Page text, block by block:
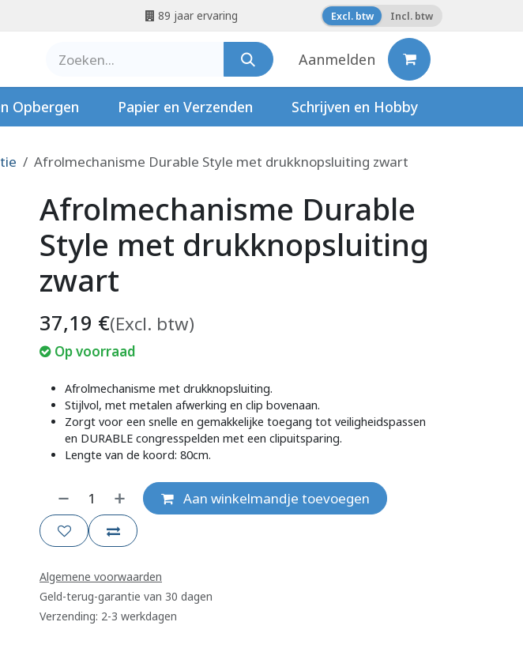
89 jaar ervaring Excl. btw Incl. btw
Aanmelden
Opbergen Papier en Verzenden Schrijven en Hobby
Afrolmechanisme Durable Style met drukknopsluiting zwart
Afrolmechanisme Durable
Style met drukknopsluiting
zwart
37,19 €(Excl. btw)
Op voorraad
Afrolmechanisme met drukknopsluiting.
Stijlvol, met metalen afwerking en clip bovenaan.
Zorgt voor een snelle en gemakkelijke toegang tot veiligheidspassen
en DURABLE congresspelden met een clipuitsparing.
Lengte van de koord: 80cm.
Aan winkelmandje toevoegen
Algemene voorwaarden
Geld-terug-garantie van 30 dagen
Verzending: 2-3 werkdagen